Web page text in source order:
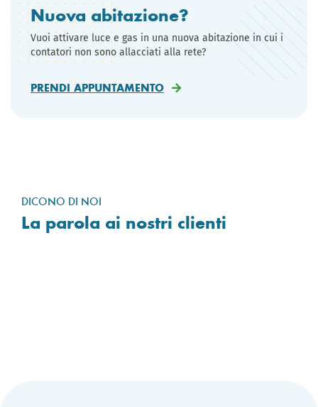
Nuova abitazione?
Vuoi attivare luce e gas in una nuova abitazione in cui i
contatori non sono allacciati alla rete?
PRENDI APPUNTAMENTO
DICONO DI NOI
La parola ai nostri clienti